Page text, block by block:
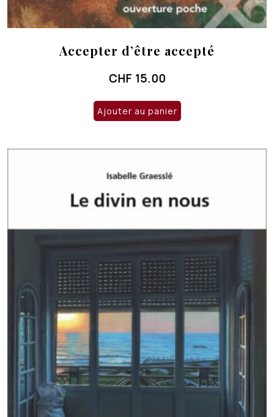
Accepter d’être accepté
CHF 15.00
Ajouter au panier